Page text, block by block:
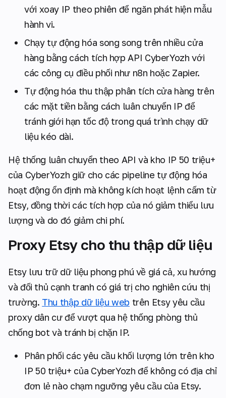
với xoay IP theo phiên để ngăn phát hiện mẫu
hành vi.
Chạy tự động hóa song song trên nhiều cửa
hàng bằng cách tích hợp API CyberYozh với
các công cụ điều phối như n8n hoặc Zapier.
Tự động hóa thu thập phân tích cửa hàng trên
các mặt tiền bằng cách luân chuyển IP để
tránh giới hạn tốc độ trong quá trình chạy dữ
liệu kéo dài.
Hệ thống luân chuyển theo API và kho IP 50 triệu+
của CyberYozh giữ cho các pipeline tự động hóa
hoạt động ổn định mà không kích hoạt lệnh cấm từ
Etsy, đồng thời các tích hợp của nó giảm thiểu lưu
lượng và do đó giảm chi phí.
Proxy Etsy cho thu thập dữ liệu
Etsy lưu trữ dữ liệu phong phú về giá cả, xu hướng
và đối thủ cạnh tranh có giá trị cho nghiên cứu thị
trường. Thu thập dữ liệu web trên Etsy yêu cầu
proxy dân cư để vượt qua hệ thống phòng thủ
chống bot và tránh bị chặn IP.
Phân phối các yêu cầu khối lượng lớn trên kho
IP 50 triệu+ của CyberYozh để không có địa chỉ
đơn lẻ nào chạm ngưỡng yêu cầu của Etsy.